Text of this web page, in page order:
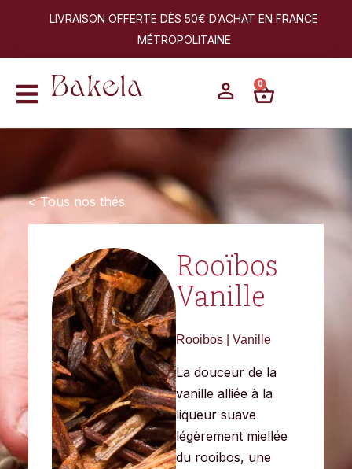
LIVRAISON OFFERTE DÈS 50€ D’ACHAT EN FRANCE
MÉTROPOLITAINE
0
< Tous nos thés
Rooïbos
Vanille
Rooibos | Vanille
La douceur de la
vanille alliée à la
liqueur suave
légèrement miellée
du rooibos, une